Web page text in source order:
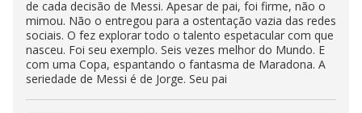
de cada decisão de Messi. Apesar de pai, foi firme, não o
mimou. Não o entregou para a ostentação vazia das redes
sociais. O fez explorar todo o talento espetacular com que
nasceu. Foi seu exemplo. Seis vezes melhor do Mundo. E
com uma Copa, espantando o fantasma de Maradona. A
seriedade de Messi é de Jorge. Seu pai